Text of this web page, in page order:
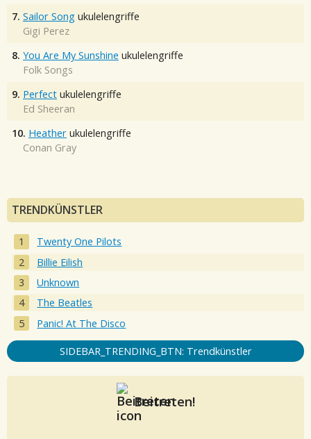
7. Sailor Song ukulelengriffe
Gigi Perez
8. You Are My Sunshine ukulelengriffe
Folk Songs
9. Perfect ukulelengriffe
Ed Sheeran
10. Heather ukulelengriffe
Conan Gray
TRENDKÜNSTLER
Twenty One Pilots
Billie Eilish
Unknown
The Beatles
Panic! At The Disco
SIDEBAR_TRENDING_BTN: Trendkünstler
Beitreten!